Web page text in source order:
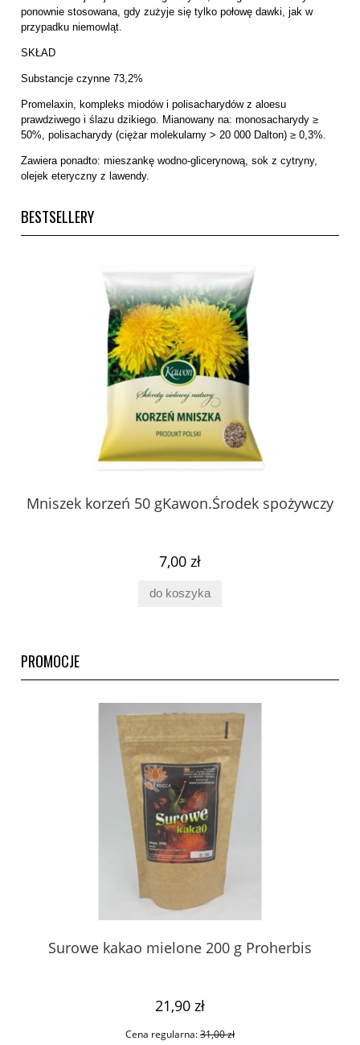
ponownie stosowana, gdy zużyje się tylko połowę dawki, jak w
przypadku niemowląt.
SKŁAD
Substancje czynne 73,2%
Promelaxin, kompleks miodów i polisacharydów z aloesu
prawdziwego i ślazu dzikiego. Mianowany na: monosacharydy ≥
50%, polisacharydy (ciężar molekularny > 20 000 Dalton) ≥ 0,3%.
Zawiera ponadto: mieszankę wodno-glicerynową, sok z cytryny,
olejek eteryczny z lawendy.
BESTSELLERY
Mniszek korzeń 50 gKawon.Środek spożywczy
7,00 zł
do koszyka
PROMOCJE
Surowe kakao mielone 200 g Proherbis
21,90 zł
Cena regularna:31,00 zł